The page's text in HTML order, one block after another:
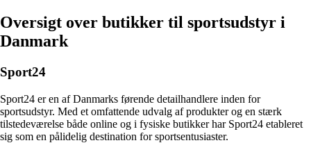
Oversigt over butikker til sportsudstyr i
Danmark
Sport24
Sport24 er en af Danmarks førende detailhandlere inden for
sportsudstyr. Med et omfattende udvalg af produkter og en stærk
tilstedeværelse både online og i fysiske butikker har Sport24 etableret
sig som en pålidelig destination for sportsentusiaster.